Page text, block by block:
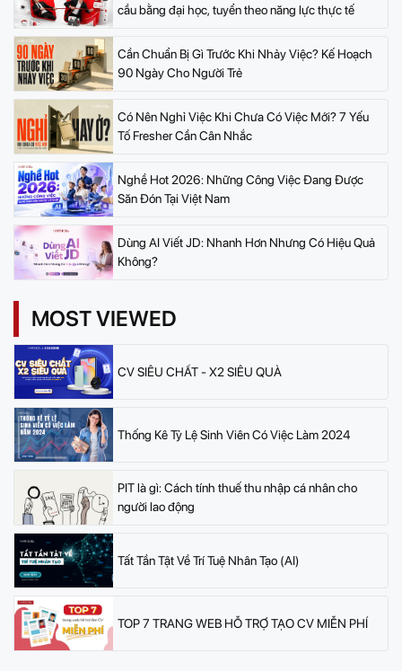
cầu bằng đại học, tuyển theo năng lực thực tế
Cần Chuẩn Bị Gì Trước Khi Nhảy Việc? Kế Hoạch
90 Ngày Cho Người Trẻ
Có Nên Nghỉ Việc Khi Chưa Có Việc Mới? 7 Yếu
Tố Fresher Cần Cân Nhắc
Nghề Hot 2026: Những Công Việc Đang Được
Săn Đón Tại Việt Nam
Dùng AI Viết JD: Nhanh Hơn Nhưng Có Hiệu Quả
Không?
MOST VIEWED
CV SIÊU CHẤT - X2 SIÊU QUÀ
Thống Kê Tỷ Lệ Sinh Viên Có Việc Làm 2024
PIT là gì: Cách tính thuế thu nhập cá nhân cho
người lao động
Tất Tần Tật Về Trí Tuệ Nhân Tạo (AI)
TOP 7 TRANG WEB HỖ TRỢ TẠO CV MIỄN PHÍ